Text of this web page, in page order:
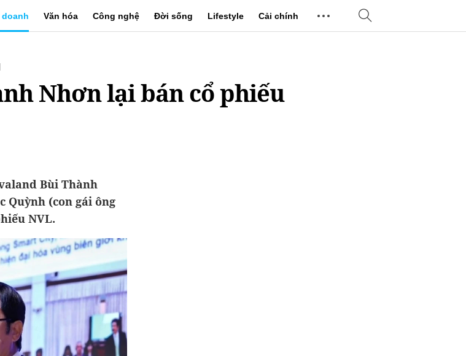
doanh Văn hóa Công nghệ Đời sống Lifestyle Cải chính
Nhơn lại bán cổ phiếu
Bùi Thành
Quỳnh (con gái ông
NVL.